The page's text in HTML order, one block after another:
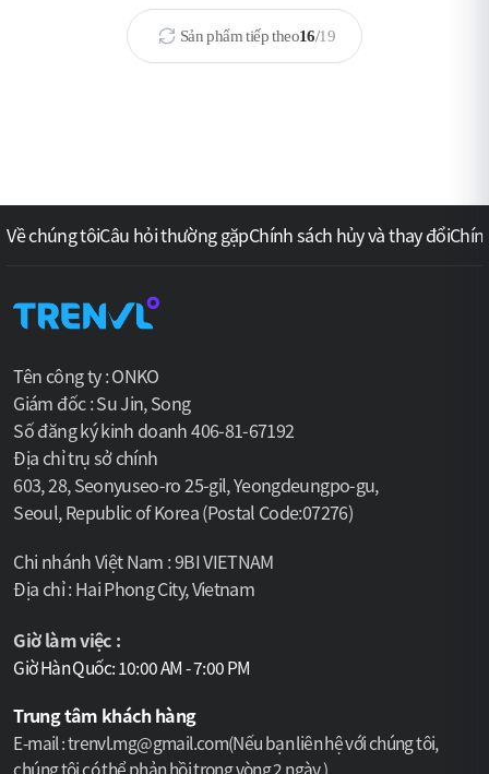
Sản phẩm tiếp theo16/19
Về chúng tôiCâu hỏi thường gặpChính sách hủy và thay đổi
Tên công ty : ONKO
Giám đốc : Su Jin, Song
Số đăng ký kinh doanh 406-81-67192
Địa chỉ trụ sở chính
603, 28, Seonyuseo-ro 25-gil, Yeongdeungpo-gu,
Seoul, Republic of Korea (Postal Code:07276)
Chi nhánh Việt Nam : 9BI VIETNAM
Địa chỉ : Hai Phong City, Vietnam
Giờ làm việc :
Giờ Hàn Quốc: 10:00 AM - 7:00 PM
Trung tâm khách hàng
E-mail : trenvl.mg@gmail.com(Nếu bạn liên hệ với chúng tôi,
chúng tôi có thể phản hồi trong vòng 2 ngày.)